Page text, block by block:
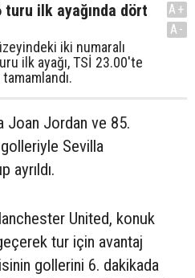
turu ilk ayağında dört
iki numaralı
ilk ayağı, TSİ 23.00'te
A+
A-
Joan Jordan ve 85.
Sevilla
ayrıldı.
United, konuk
tur için avantaj
gollerini 6. dakikada